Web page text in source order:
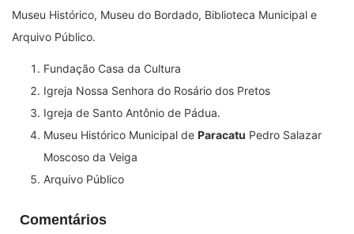
Museu Histórico, Museu do Bordado, Biblioteca Municipal e
Arquivo Público.
Fundação Casa da Cultura
Igreja Nossa Senhora do Rosário dos Pretos
Igreja de Santo Antônio de Pádua.
Museu Histórico Municipal de Paracatu Pedro Salazar
Moscoso da Veiga
Arquivo Público
Comentários